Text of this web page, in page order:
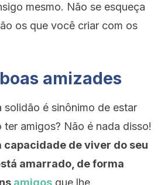
mesmo. Não se esqueça
os que você criar com os
amizades
solidão é sinônimo de estar
amigos? Não é nada disso!
capacidade de viver do seu
amarrado, de forma
amigos que lhe